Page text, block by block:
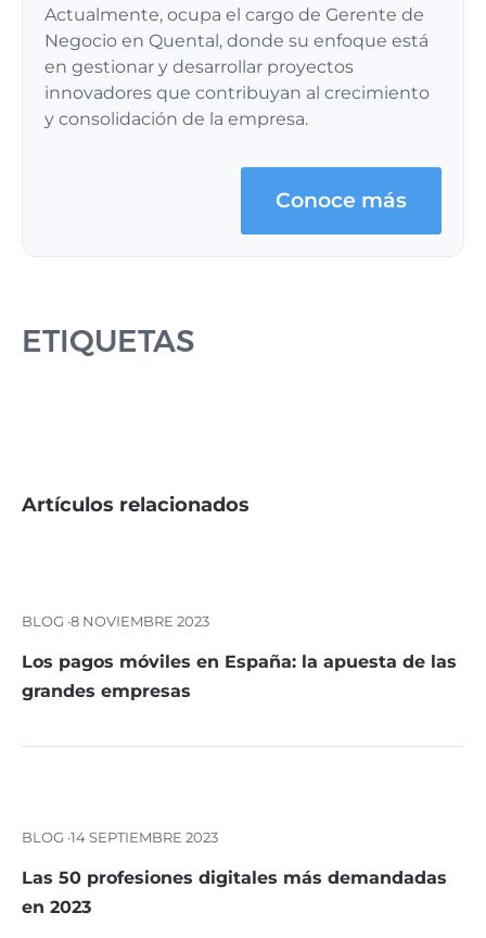
Actualmente, ocupa el cargo de Gerente de
Negocio en Quental, donde su enfoque está
en gestionar y desarrollar proyectos
innovadores que contribuyan al crecimiento
y consolidación de la empresa.
Conoce más
ETIQUETAS
Artículos relacionados
BLOG ·8 NOVIEMBRE 2023
Los pagos móviles en España: la apuesta de las
grandes empresas
BLOG ·14 SEPTIEMBRE 2023
Las 50 profesiones digitales más demandadas
en 2023